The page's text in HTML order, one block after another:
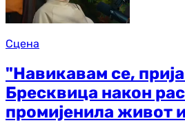
Сцена
"Навикавам се,
Бресквица након
промијенила живот